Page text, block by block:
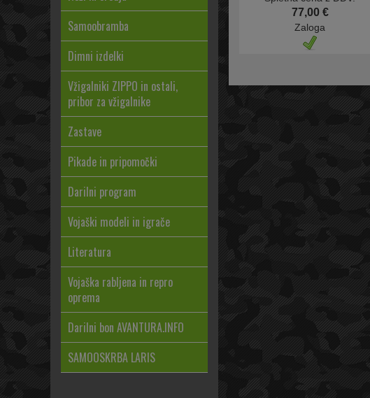
Samoobramba
Dimni izdelki
Vžigalniki ZIPPO in ostali,
pribor za vžigalnike
Zastave
Pikade in pripomočki
Darilni program
Vojaški modeli in igrače
Literatura
Vojaška rabljena in repro
oprema
Darilni bon AVANTURA.INFO
SAMOOSKRBA LARIS
77,00 €
Zaloga